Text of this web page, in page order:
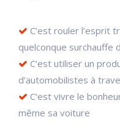
C’est rouler l’esprit
quelconque surchauffe
C’est utiliser un
d’automobilistes à
C’est vivre le
même sa voiture